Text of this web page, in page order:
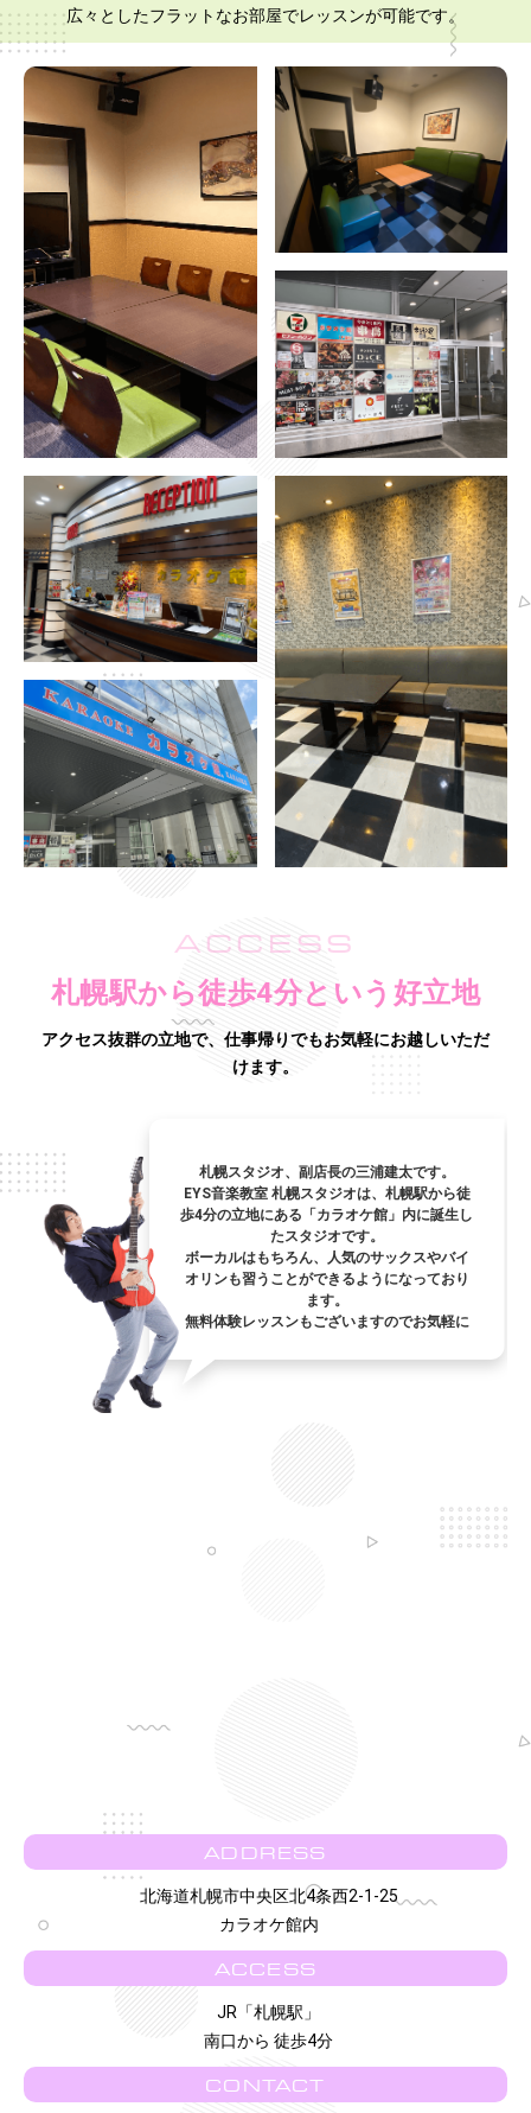
広々としたフラットなお部屋でレッスンが可能です。
ACCESS
札幌駅から徒歩4分という好立地
アクセス抜群の立地で、仕事帰りでもお気軽にお越しいただ
けます。
札幌スタジオ、副店長の三浦建太です。
EYS音楽教室 札幌スタジオは、札幌駅から徒
歩4分の立地にある「カラオケ館」内に誕生し
たスタジオです。
ボーカルはもちろん、人気のサックスやバイ
オリンも習うことができるようになっており
ます。
無料体験レッスンもございますのでお気軽に
ADDRESS
北海道札幌市中央区北4条西2-1-25
カラオケ館内
ACCESS
JR「札幌駅」
南口から 徒歩4分
CONTACT